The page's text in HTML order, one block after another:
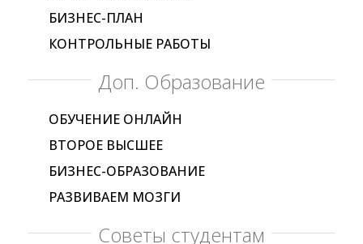
БИЗНЕС-ПЛАН
КОНТРОЛЬНЫЕ РАБОТЫ
Доп. Образование
ОБУЧЕНИЕ ОНЛАЙН
ВТОРОЕ ВЫСШЕЕ
БИЗНЕС-ОБРАЗОВАНИЕ
РАЗВИВАЕМ МОЗГИ
Советы студентам